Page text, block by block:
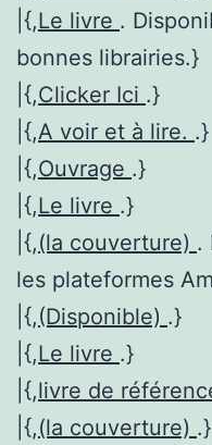
|{,Le livre .
bonnes librairies.}
|{,Clicker Ici .}
|{,A voir et à lire. .}
|{,Ouvrage .}
|{,Le livre .}
|{,(la couverture) .
les plateformes
|{,(Disponible) .}
|{,Le livre .}
|{,livre de
|{,(la couverture) .}